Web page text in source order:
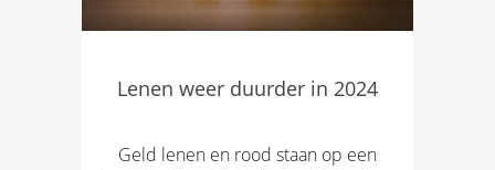
Lenen weer duurder in 2024
Geld lenen en rood staan op een